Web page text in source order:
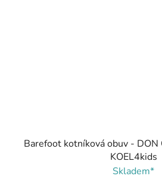
Barefoot kotníková obuv -
KOEL4kids
Skladem*